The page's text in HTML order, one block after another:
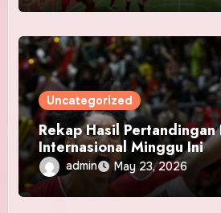
Uncategorized
Rekap Hasil
Internasional Minggu Ini
admin May 23, 2026